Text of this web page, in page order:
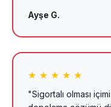
Ayşe G.
★ ★ ★ ★ ★
"Sigortalı olması